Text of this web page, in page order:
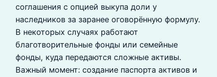
соглашения с опцией выкупа доли у
наследников за заранее оговорённую формулу.
В некоторых случаях работают
благотворительные фонды или семейные
фонды, куда передаются сложные активы.
Важный момент: создание паспорта активов и